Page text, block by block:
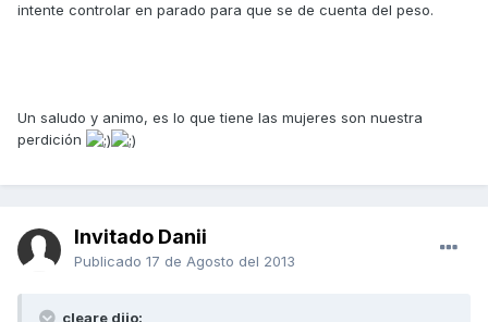
intente controlar en parado para que se de cuenta del peso.
Un saludo y animo, es lo que tiene las mujeres son nuestra
perdición
Invitado Danii
Publicado 17 de Agosto del 2013
cleare dijo: